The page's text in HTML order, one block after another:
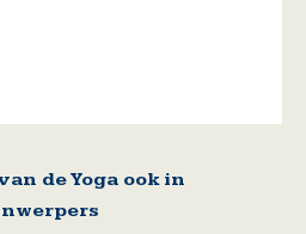
de Yoga ook in